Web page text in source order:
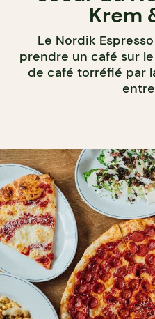
Krem
Le Nordik
prendre un café sur
de café torréfié par